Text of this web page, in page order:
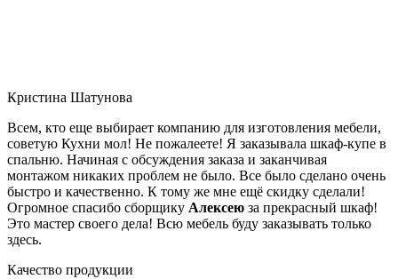
Кристина Шатунова
Всем, кто еще выбирает компанию для изготовления мебели,
советую Кухни мол! Не пожалеете! Я заказывала шкаф-купе в
спальню. Начиная с обсуждения заказа и заканчивая
монтажом никаких проблем не было. Все было сделано очень
быстро и качественно. К тому же мне ещё скидку сделали!
Огромное спасибо сборщику Алексею за прекрасный шкаф!
Это мастер своего дела! Всю мебель буду заказывать только
здесь.
Качество продукции